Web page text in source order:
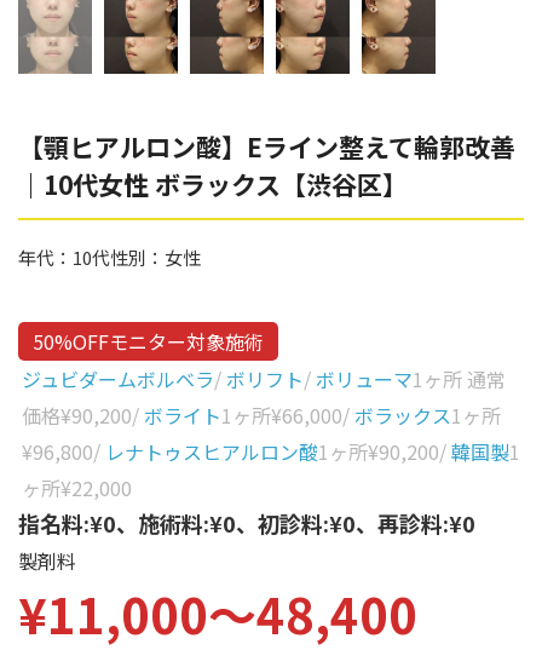
Parts
部位から探す
額
こめかみ
目の上
涙袋
眼窩縁（目の下）
ゴルゴライン
鼻
ほうれい線
鼻翼基部
ダイヤモンドフィール/ピ
ネハ
リジュラン
ゴウリ
その他
Gender
性別から探す
その他
【顎ヒアルロン酸】Eライン整えて輪郭改善
｜10代女性 ボラックス【渋谷区】
年代： 10代性別： 女性
50%OFFモニター対象施術
ジュビダームボルベラ/ ボリフト/ ボリューマ1ヶ所 通常
価格¥90,200/ ボライト1ヶ所¥66,000/ ボラックス1ヶ所
¥96,800/ レナトゥスヒアルロン酸1ヶ所¥90,200/韓国製1
ヶ所¥22,000
指名料:¥0、施術料:¥0、初診料:¥0、再診料:¥0
製剤料
¥11,000〜48,400